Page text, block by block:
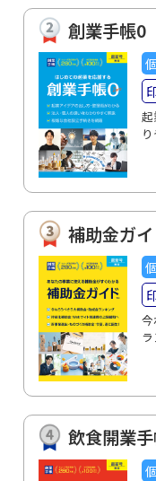
創業手帳0
補助金ガ
飲食開業